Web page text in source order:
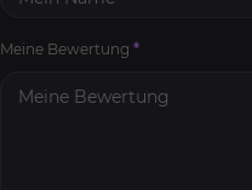
Meine Bewertung *